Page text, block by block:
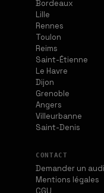
Bordeaux
Lille
Rennes
Toulon
Reims
Saint-Étienne
Le Havre
Dijon
Grenoble
Angers
Villeurbanne
Saint-Denis
CONTACT
Demander un
Mentions légales
CGU